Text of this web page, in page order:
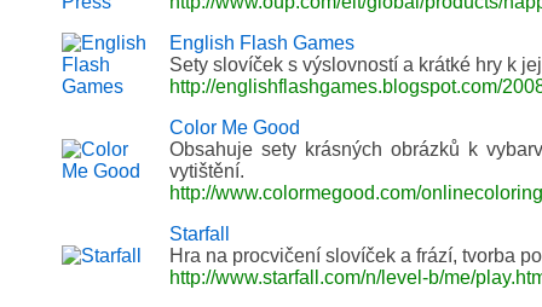
English Flash Games
Sety slovíček s výslovností a krátké hry k
http://englishflashgames.blogspot.com/
Color Me Good
Obsahuje sety krásných obrázků k
vytištění.
http://www.colormegood.com/
Starfall
Hra na procvičení slovíček a frází, tvorba
http://www.starfall.com/n/level-b/me/